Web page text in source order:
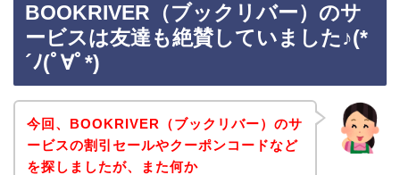
BOOKRIVER（ブックリバー）のサ
ービスは友達も絶賛していました♪(*
´ﾉ(ﾟ∀ﾟ*)
今回、BOOKRIVER（ブックリバー）のサ
ービスの割引セールやクーポンコードなど
を探しましたが、また何か